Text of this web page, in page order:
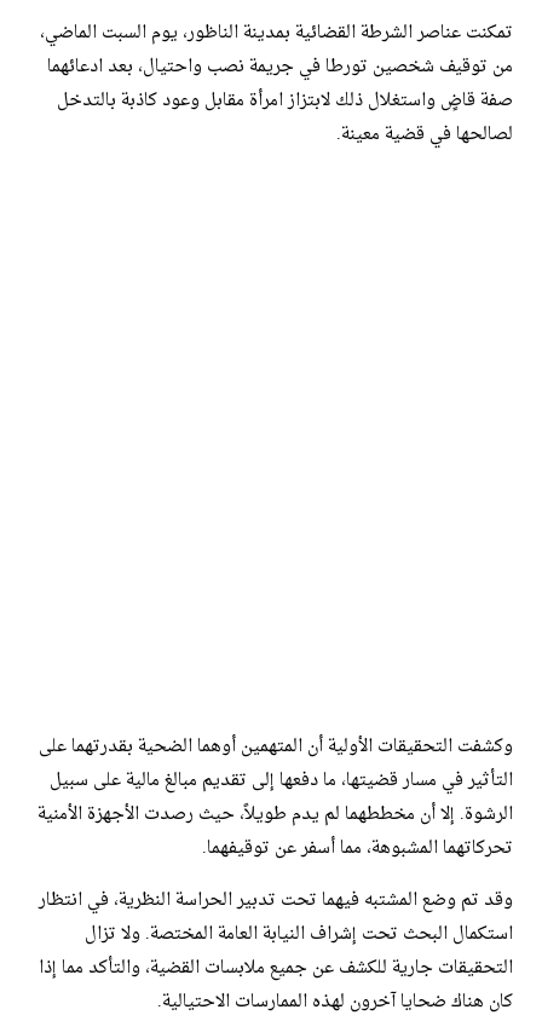
تمكنت عناصر الشرطة القضائية بمدينة الناظور، يوم السبت الماضي،
من توقيف شخصين تورطا في جريمة نصب واحتيال، بعد ادعائهما
صفة قاضٍ واستغلال ذلك لابتزاز امرأة مقابل وعود كاذبة بالتدخل
لصالحها في قضية معينة.
وكشفت التحقيقات الأولية أن المتهمين أوهما الضحية بقدرتهما على
التأثير في مسار قضيتها، ما دفعها إلى تقديم مبالغ مالية على سبيل
الرشوة. إلا أن مخططهما لم يدم طويلاً، حيث رصدت الأجهزة الأمنية
تحركاتهما المشبوهة، مما أسفر عن توقيفهما.
وقد تم وضع المشتبه فيهما تحت تدبير الحراسة النظرية، في انتظار
استكمال البحث تحت إشراف النيابة العامة المختصة. ولا تزال
التحقيقات جارية للكشف عن جميع ملابسات القضية، والتأكد مما إذا
كان هناك ضحايا آخرون لهذه الممارسات الاحتيالية.